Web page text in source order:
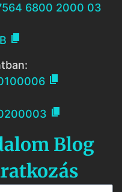
6800 2000 03



Blog